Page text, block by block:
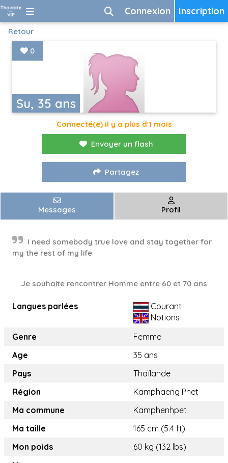
Inscription
Connexion
Retour
Su, 35 ans
0
Connecté(e) il y a plus d'1 mois
Envoyer un flash
Partagez
Messages Profil
I need somebody true love and stay together for
my the rest of my life
Je souhaite rencontrer Homme entre 60 et 70 ans
Langues parlées
Courant
Notions
Genre
Femme
Age
35 ans
Pays
Thaïlande
Région
Kamphaeng Phet
Ma commune
Kamphenhpet
Ma taille
165 cm (5.4 ft)
Mon poids
60 kg (132 lbs)